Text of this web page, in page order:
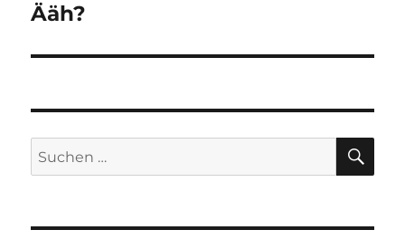
Nächster
Ääh?
Suchen
nach: